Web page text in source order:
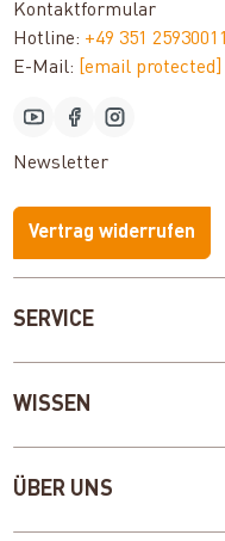
SERVICE
WISSEN
ÜBER UNS
Kontaktformular
Hotline: +49 351 25930011
E-Mail:
[email protected]
Newsletter
Vertrag widerrufen